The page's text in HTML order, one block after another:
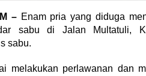
–Enam pria yang diduga
sabu di Jalan Multatuli,
sabu.
melakukan perlawanan dan